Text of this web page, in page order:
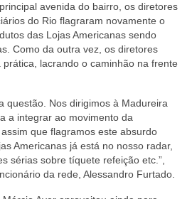
Familiar
avenida do bairro, os diretores
do Rio flagraram novamente o
das Lojas Americanas sendo
Como da outra vez, os diretores
lacrando o caminhão na frente
questão. Nos dirigimos à Madureira
a integrar ao movimento da
que flagramos este absurdo
Americanas já está no nosso radar,
sérias sobre tíquete refeição etc.”,
da rede, Alessandro Furtado.